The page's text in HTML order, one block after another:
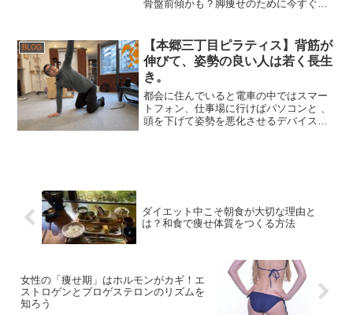
骨盤前傾かも？脚痩せのために今すぐ試
BLOG
【本郷三丁目ピラティス】背筋が
伸びて、姿勢の良い人は若く長生
き。
都会に住んでいると電車の中ではスマー
トフォン、仕事場に行けばパソコンと 、
頭を下げて姿勢を悪化させるデバイスに
ダイエット中こそ朝食が大切な理由と
は？和食で痩せ体質をつくる方法
女性の「痩せ期」はホルモンがカギ！エ
ストロゲンとプロゲステロンのリズムを
知ろう